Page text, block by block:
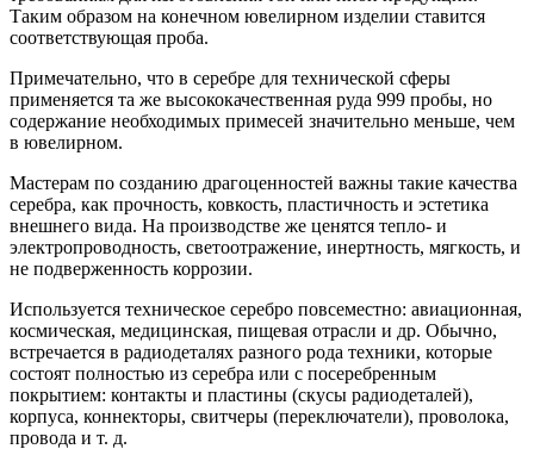
Таким образом на конечном ювелирном изделии ставится
соответствующая проба.
Примечательно, что в серебре для технической сферы
применяется та же высококачественная руда 999 пробы, но
содержание необходимых примесей значительно меньше, чем
в ювелирном.
Мастерам по созданию драгоценностей важны такие качества
серебра, как прочность, ковкость, пластичность и эстетика
внешнего вида. На производстве же ценятся тепло- и
электропроводность, светоотражение, инертность, мягкость, и
не подверженность коррозии.
Используется техническое серебро повсеместно: авиационная,
космическая, медицинская, пищевая отрасли и др. Обычно,
встречается в радиодеталях разного рода техники, которые
состоят полностью из серебра или с посеребренным
покрытием: контакты и пластины (скусы радиодеталей),
корпуса, коннекторы, свитчеры (переключатели), проволока,
провода и т. д.